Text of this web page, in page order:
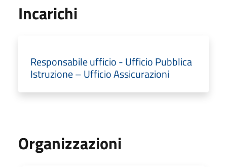
Incarichi
Responsabile ufficio - Ufficio Pubblica
Istruzione – Ufficio Assicurazioni
Organizzazioni